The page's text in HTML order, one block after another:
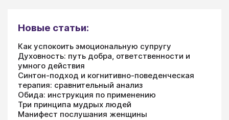
Новые статьи:
Как успокоить эмоциональную супругу
Духовность: путь добра, ответственности и
умного действия
Синтон-подход и когнитивно-поведенческая
терапия: сравнительный анализ
Обида: инструкция по применению
Три принципа мудрых людей
Манифест послушания женщины